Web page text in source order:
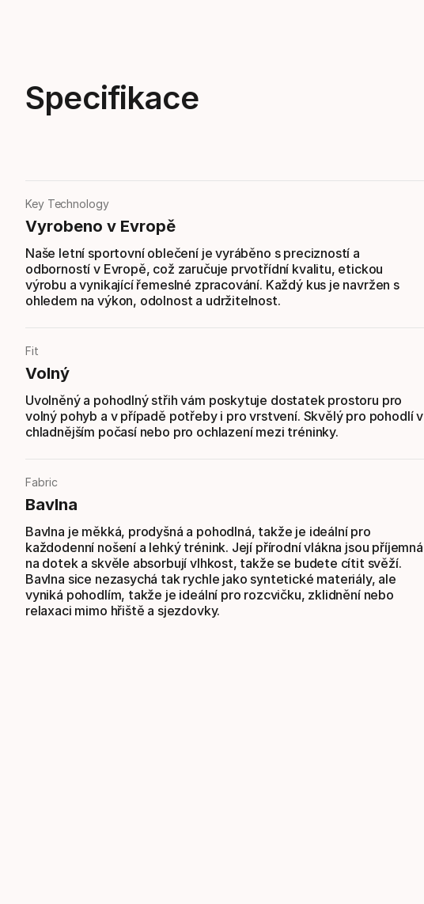
Specifikace
Key Technology
Vyrobeno v Evropě
Naše letní sportovní oblečení je vyráběno s precizností a
odborností v Evropě, což zaručuje prvotřídní kvalitu, etickou
výrobu a vynikající řemeslné zpracování. Každý kus je navržen s
ohledem na výkon, odolnost a udržitelnost.
Fit
Volný
Uvolněný a pohodlný střih vám poskytuje dostatek prostoru pro
volný pohyb a v případě potřeby i pro vrstvení. Skvělý pro pohodlí v
chladnějším počasí nebo pro ochlazení mezi tréninky.
Fabric
Bavlna
Bavlna je měkká, prodyšná a pohodlná, takže je ideální pro
každodenní nošení a lehký trénink. Její přírodní vlákna jsou příjemná
na dotek a skvěle absorbují vlhkost, takže se budete cítit svěží.
Bavlna sice nezasychá tak rychle jako syntetické materiály, ale
vyniká pohodlím, takže je ideální pro rozcvičku, zklidnění nebo
relaxaci mimo hřiště a sjezdovky.